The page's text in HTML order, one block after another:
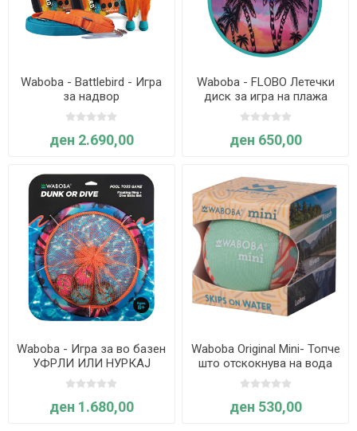
Waboba - Battlebird - Игра
за надвор
ден 2.690,00
Waboba - FLOBO Летечки
диск за игра на плажа
ден 650,00
Waboba - Игра за во базен
УФРЛИ ИЛИ НУРКАЈ
ден 1.680,00
Waboba Original Mini- Топче
што отскокнува на вода
ден 530,00